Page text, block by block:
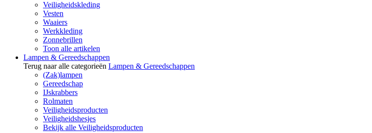
Veiligheidskleding
Vesten
Waaiers
Werkkleding
Zonnebrillen
Toon alle artikelen
Lampen & Gereedschappen
Terug naar alle categorieën Lampen & Gereedschappen
(Zak)lampen
Gereedschap
IJskrabbers
Rolmaten
Veiligheidsproducten
Veiligheidshesjes
Bekijk alle Veiligheidsproducten